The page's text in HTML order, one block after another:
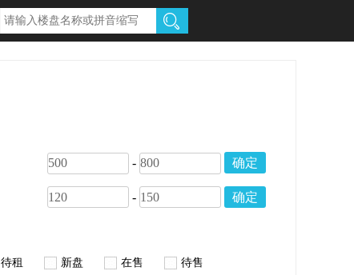
- 确定
- 确定
待租 新盘 在售 待售